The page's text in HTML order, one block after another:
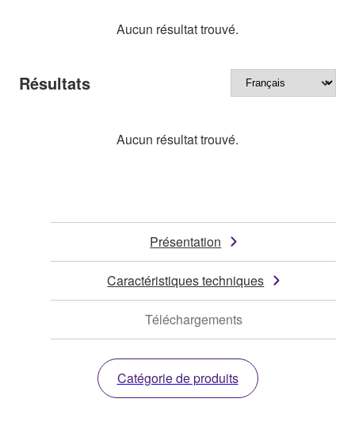
Aucun résultat trouvé.
Résultats
Aucun résultat trouvé.
Présentation
Caractéristiques techniques
Téléchargements
Catégorie de produits